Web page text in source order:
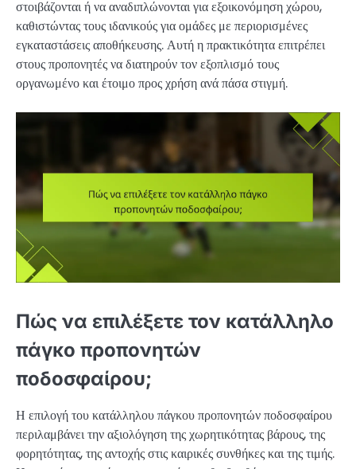
στοιβάζονται ή να αναδιπλώνονται για εξοικονόμηση χώρου,
καθιστώντας τους ιδανικούς για ομάδες με περιορισμένες
εγκαταστάσεις αποθήκευσης. Αυτή η πρακτικότητα επιτρέπει
στους προπονητές να διατηρούν τον εξοπλισμό τους
οργανωμένο και έτοιμο προς χρήση ανά πάσα στιγμή.
Πώς να επιλέξετε τον κατάλληλο
πάγκο προπονητών
ποδοσφαίρου;
Η επιλογή του κατάλληλου πάγκου προπονητών ποδοσφαίρου
περιλαμβάνει την αξιολόγηση της χωρητικότητας βάρους, της
φορητότητας, της αντοχής στις καιρικές συνθήκες και της τιμής.